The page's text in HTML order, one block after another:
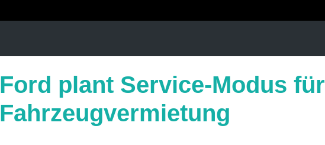
Ford plant Service-Modus für
Fahrzeugvermietung